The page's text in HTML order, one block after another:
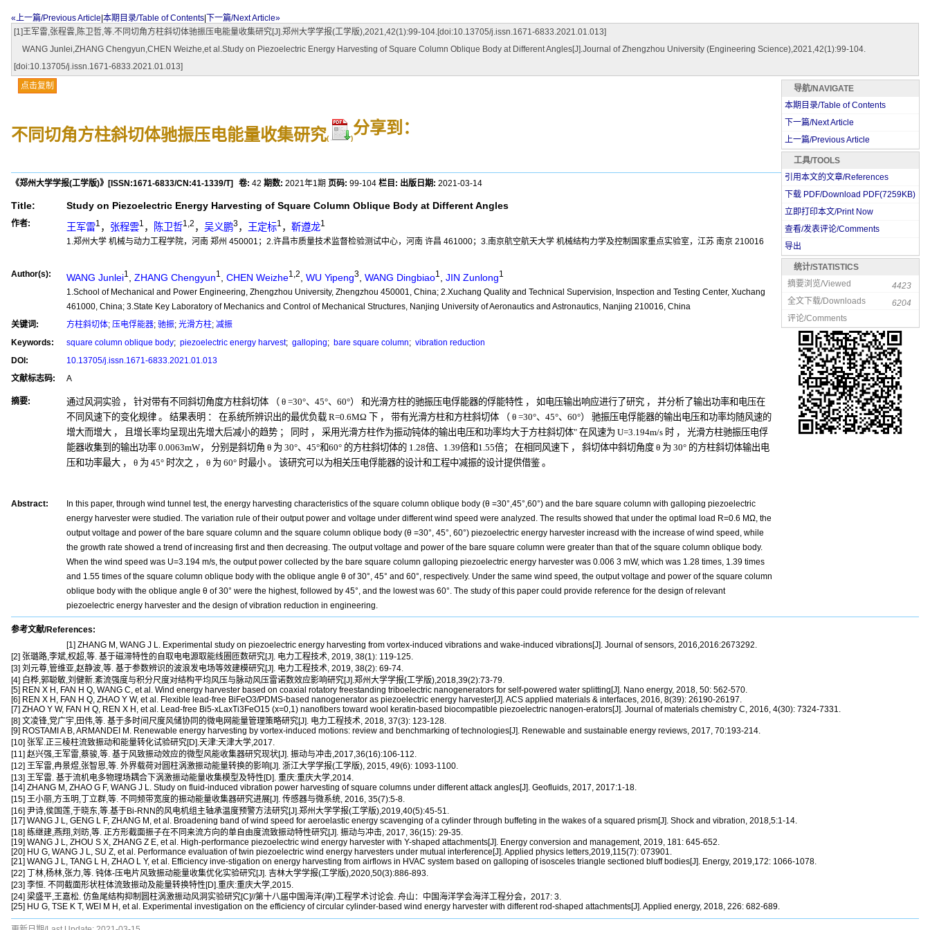
«上一篇/Previous Article 本期目录/Table of Contents
下一篇/Next Article»
[1]王军雷,张程雲,陈卫哲,等.不同切角方柱斜切体驰振压电能量收集研究[J].郑州大学学报(工学版),2021,42(1):99-104.[doi:10.13705/j.issn.1671-6833.2021.01.013]
WANG Junlei,ZHANG Chengyun,CHEN Weizhe,et al.Study on Piezoelectric Energy Harvesting of Square Column Oblique Body at Different Angles[J].Journal of Zhengzhou University (Engineering Science),2021,42(1):99-104.
[doi:10.13705/j.issn.1671-6833.2021.01.013]
点击复制
不同切角方柱斜切体驰振压电能量收集研究( )
分享到：
《郑州大学学报(工学版)》 [ISSN:1671-6833/CN:41-1339/T] 卷: 42 期数: 2021年1期 页码: 99-104 栏目: 出版日期: 2021-03-14
Title: Study on Piezoelectric Energy Harvesting of Square Column Oblique Body at Different Angles
作者: 王军雷1 ， 张程雲1 ， 陈卫哲1,2 ， 吴义鹏3， 王定标1 ， 靳遵龙1
1.郑州大学 机械与动力工程学院，河南 郑州 450001；2.许昌市质量技术监督检验测试中心，河南 许昌 461000；3.南京航空航天大学 机械结构力学及控制国家重点实验室，江苏 南京 210016
Author(s): WANG Junlei1 ZHANG Chengyun1 CHEN Weizhe1,2 WU Yipeng3 WANG Dingbiao1 JIN Zunlong1
1.School of Mechanical and Power Engineering, Zhengzhou University, Zhengzhou 450001, China; 2.Xuchang Quality and Technical Supervision, Inspection and Testing Center, Xuchang
461000, China; 3.State Key Laboratory of Mechanics and Control of Mechanical Structures, Nanjing University of Aeronautics and Astronautics, Nanjing 210016, China
关键词:
方柱斜切体; 压电俘能器; 驰振; 光滑方柱; 减振
Keywords:
square column oblique body; piezoelectric energy harvest; galloping; bare square column; vibration reduction
DOI:
10.13705/j.issn.1671-6833.2021.01.013
文献标志码:
A
摘要: 通过风洞实验 ， 针对带有不同斜切角度方柱斜切体 （ θ =30°、 45°、 60°） 和光滑方柱的驰振压电俘能器的俘能特性 ， 如电压输出响应进行了研究 ，
并分析了输出功率和电压在
不同风速下的变化规律 。 结果表明 ： 在系统所辨识出的最优负载 R=0.6MΩ 下 ， 带有光滑方柱和方柱斜切体 （ θ =30°、 45°、 60°）
驰振压电俘能器的输出电压和功率均随风速的
增大而增大 ， 且增长率均呈现出先增大后减小的趋势 ； 同时 ， 采用光滑方柱作为振动钝体的输出电压和功率均大于方柱斜切体" 在风速为 U=3.194m/s 时 ，
光滑方柱驰振压电俘
能器收集到的输出功率 0.0063mW， 分别是斜切角 θ 为 30°、 45°和60° 的方柱斜切体的 1.28倍、 1.39倍和1.55倍； 在相同风速下 ， 斜切体中斜切角度 θ 为 30° 的方柱斜切体输出电
压和功率最大 ， θ 为 45° 时次之 ， θ 为 60° 时最小 。 该研究可以为相关压电俘能器的设计和工程中减振的设计提供借鉴 。
Abstract:
In this paper, through wind tunnel test, the energy harvesting characteristics of the square column oblique body (θ =30°,45°,60°) and the bare square column with galloping piezoelectric
energy harvester were studied. The variation rule of their output power and voltage under different wind speed were analyzed. The results showed that under the optimal load R=0.6 MΩ, the
output voltage and power of the bare square column and the square column oblique body (θ =30°, 45°, 60°) piezoelectric energy harvester increasd with the increase of wind speed, while
the growth rate showed a trend of increasing first and then decreasing. The output voltage and power of the bare square column were greater than that of the square column oblique body.
When the wind speed was U=3.194 m/s, the output power collected by the bare square column galloping piezoelectric energy harvester was 0.006 3 mW, which was 1.28 times, 1.39 times
and 1.55 times of the square column oblique body with the oblique angle θ of 30°, 45° and 60°, respectively. Under the same wind speed, the output voltage and power of the square column
oblique body with the oblique angle θ of 30° were the highest, followed by 45°, and the lowest was 60°. The study of this paper could provide reference for the design of relevant
piezoelectric energy harvester and the design of vibration reduction in engineering.
参考文献/References:
[1] ZHANG M, WANG J L. Experimental study on piezoelectric energy harvesting from vortex-induced vibrations and wake-induced vibrations[J]. Journal of sensors, 2016,2016:2673292.
[2] 张璐路,李斌,权超,等. 基于磁滞特性的自取电电源取能线圈匝数研究[J]. 电力工程技术, 2019, 38(1): 119-125.
[3] 刘元尊,管维亚,赵静波,等. 基于参数辨识的波浪发电场等效建模研究[J]. 电力工程技术, 2019, 38(2): 69-74.
[4] 白桦,郭聪敏,刘健新.紊流强度与积分尺度对结构平均风压与脉动风压雷诺数效应影响研究[J].郑州大学学报(工学版),2018,39(2):73-79.
[5] REN X H, FAN H Q, WANG C, et al. Wind energy harvester based on coaxial rotatory freestanding triboelectric nanogenerators for self-powered water splitting[J]. Nano energy, 2018, 50: 562-570.
[6] REN X H, FAN H Q, ZHAO Y W, et al. Flexible lead-free BiFeO3/PDMS-based nanogenerator as piezoelectric energy harvester[J]. ACS applied materials & interfaces, 2016, 8(39): 26190-26197.
[7] ZHAO Y W, FAN H Q, REN X H, et al. Lead-free Bi5-xLaxTi3FeO15 (x=0,1) nanofibers toward wool keratin-based biocompatible piezoelectric nanogen-erators[J]. Journal of materials chemistry C, 2016, 4(30): 7324-7331.
[8] 文凌锋,党广宇,田伟,等. 基于多时间尺度风储协同的微电网能量管理策略研究[J]. 电力工程技术, 2018, 37(3): 123-128.
[9] ROSTAMI A B, ARMANDEI M. Renewable energy harvesting by vortex-induced motions: review and benchmarking of technologies[J]. Renewable and sustainable energy reviews, 2017, 70:193-214.
[10] 张军.正三棱柱流致振动和能量转化试验研究[D].天津:天津大学,2017.
[11] 赵兴强,王军雷,蔡骏,等. 基于风致振动效应的微型风能收集器研究现状[J]. 振动与冲击,2017,36(16):106-112.
[12] 王军雷,冉景煜,张智恩,等. 外界载荷对圆柱涡激振动能量转换的影响[J]. 浙江大学学报(工学版), 2015, 49(6): 1093-1100.
[13] 王军雷. 基于流机电多物理场耦合下涡激振动能量收集模型及特性[D]. 重庆:重庆大学,2014.
[14] ZHANG M, ZHAO G F, WANG J L. Study on fluid-induced vibration power harvesting of square columns under different attack angles[J]. Geofluids, 2017, 2017:1-18.
[15] 王小丽,方玉明,丁立群,等. 不同频带宽度的振动能量收集器研究进展[J]. 传感器与微系统, 2016, 35(7):5-8.
[16] 尹诗,侯国莲,于晓东,等.基于Bi-RNN的风电机组主轴承温度预警方法研究[J].郑州大学学报(工学版),2019,40(5):45-51.
[17] WANG J L, GENG L F, ZHANG M, et al. Broadening band of wind speed for aeroelastic energy scavenging of a cylinder through buffeting in the wakes of a squared prism[J]. Shock and vibration, 2018,5:1-14.
[18] 练继建,燕翔,刘昉,等. 正方形截面振子在不同来流方向的单自由度流致振动特性研究[J]. 振动与冲击, 2017, 36(15): 29-35.
[19] WANG J L, ZHOU S X, ZHANG Z E, et al. High-performance piezoelectric wind energy harvester with Y-shaped attachments[J]. Energy conversion and management, 2019, 181: 645-652.
[20] HU G, WANG J L, SU Z, et al. Performance evaluation of twin piezoelectric wind energy harvesters under mutual interference[J]. Applied physics letters,2019,115(7): 073901.
[21] WANG J L, TANG L H, ZHAO L Y, et al. Efficiency inve-stigation on energy harvesting from airflows in HVAC system based on galloping of isosceles triangle sectioned bluff bodies[J]. Energy, 2019,172: 1066-1078.
[22] 丁林,杨林,张力,等. 钝体-压电片风致振动能量收集优化实验研究[J]. 吉林大学学报(工学版),2020,50(3):886-893.
[23] 李恒. 不同截面形状柱体流致振动及能量转换特性[D].重庆:重庆大学,2015.
[24] 梁盛平,王嘉松. 仿鱼尾结构抑制圆柱涡激振动风洞实验研究[C]//第十八届中国海洋(岸)工程学术讨论会. 舟山：中国海洋学会海洋工程分会，2017: 3.
[25] HU G, TSE K T, WEI M H, et al. Experimental investigation on the efficiency of circular cylinder-based wind energy harvester with different rod-shaped attachments[J]. Applied energy, 2018, 226: 682-689.
导航/NAVIGATE
本期目录/Table of Contents
下一篇/Next Article
上一篇/Previous Article
工具/TOOLS
引用本文的文章/References
下载 PDF/Download PDF(7259KB)
立即打印本文/Print Now
查看/发表评论/Comments
导出
统计/STATISTICS
摘要浏览/Viewed
4423
全文下载/Downloads
6204
评论/Comments